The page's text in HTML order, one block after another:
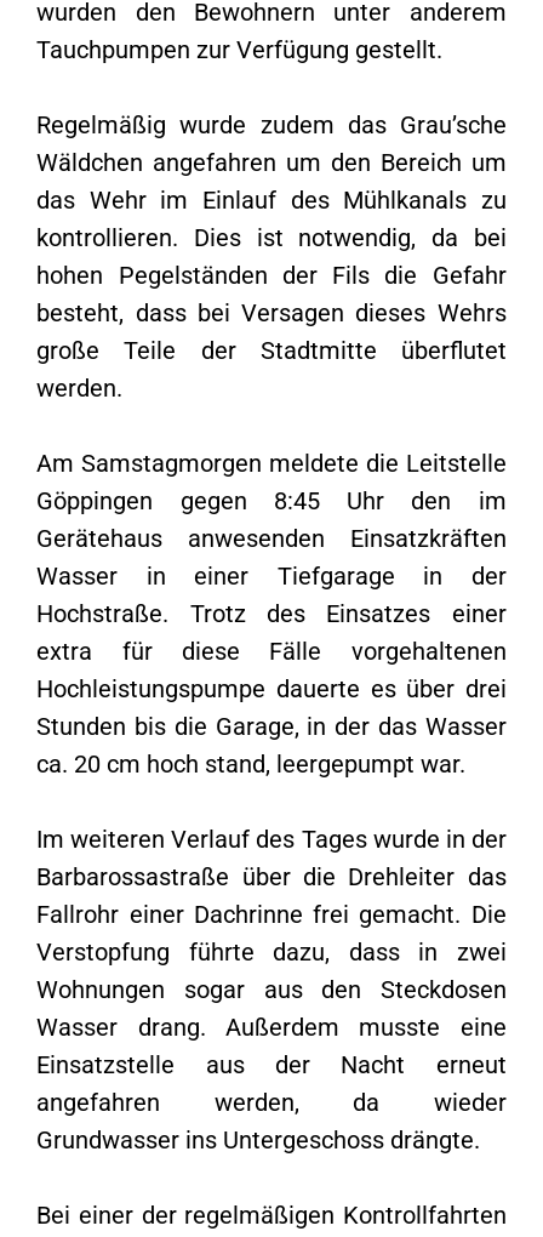
wurden den Bewohnern unter anderem
Tauchpumpen zur Verfügung gestellt.
Regelmäßig wurde zudem das Grau’sche
Wäldchen angefahren um den Bereich um
das Wehr im Einlauf des Mühlkanals zu
kontrollieren. Dies ist notwendig, da bei
hohen Pegelständen der Fils die Gefahr
besteht, dass bei Versagen dieses Wehrs
große Teile der Stadtmitte überflutet
werden.
Am Samstagmorgen meldete die Leitstelle
Göppingen gegen 8:45 Uhr den im
Gerätehaus anwesenden Einsatzkräften
Wasser in einer Tiefgarage in der
Hochstraße. Trotz des Einsatzes einer
extra für diese Fälle vorgehaltenen
Hochleistungspumpe dauerte es über drei
Stunden bis die Garage, in der das Wasser
ca. 20 cm hoch stand, leergepumpt war.
Im weiteren Verlauf des Tages wurde in der
Barbarossastraße über die Drehleiter das
Fallrohr einer Dachrinne frei gemacht. Die
Verstopfung führte dazu, dass in zwei
Wohnungen sogar aus den Steckdosen
Wasser drang. Außerdem musste eine
Einsatzstelle aus der Nacht erneut
angefahren werden, da wieder
Grundwasser ins Untergeschoss drängte.
Bei einer der regelmäßigen Kontrollfahrten